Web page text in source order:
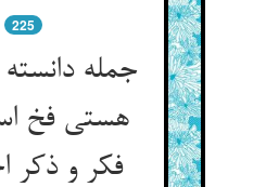
225
جمله
هستی فخ
فکر و ذکر